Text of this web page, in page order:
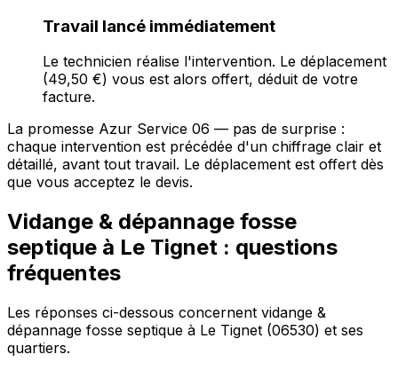
Travail lancé immédiatement
Le technicien réalise l'intervention. Le déplacement
(49,50 €) vous est alors offert, déduit de votre
facture.
La promesse Azur Service 06 — pas de surprise :
chaque intervention est précédée d'un chiffrage clair et
détaillé, avant tout travail. Le déplacement est offert dès
que vous acceptez le devis.
Vidange & dépannage fosse
septique à Le Tignet : questions
fréquentes
Les réponses ci-dessous concernent vidange &
dépannage fosse septique à Le Tignet (06530) et ses
quartiers.